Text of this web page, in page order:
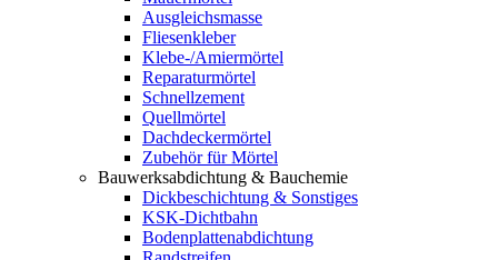
Ausgleichsmasse
Fliesenkleber
Klebe-/Amiermörtel
Reparaturmörtel
Schnellzement
Quellmörtel
Dachdeckermörtel
Zubehör für Mörtel
Bauwerksabdichtung & Bauchemie
Dickbeschichtung & Sonstiges
KSK-Dichtbahn
Bodenplattenabdichtung